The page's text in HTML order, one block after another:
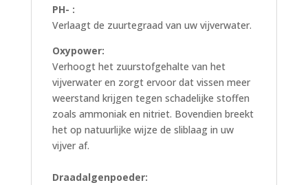
PH- :
Verlaagt de zuurtegraad van uw vijverwater.
Oxypower:
Verhoogt het zuurstofgehalte van het
vijverwater en zorgt ervoor dat vissen meer
weerstand krijgen tegen schadelijke stoffen
zoals ammoniak en nitriet. Bovendien breekt
het op natuurlijke wijze de sliblaag in uw
vijver af.
Draadalgenpoeder: